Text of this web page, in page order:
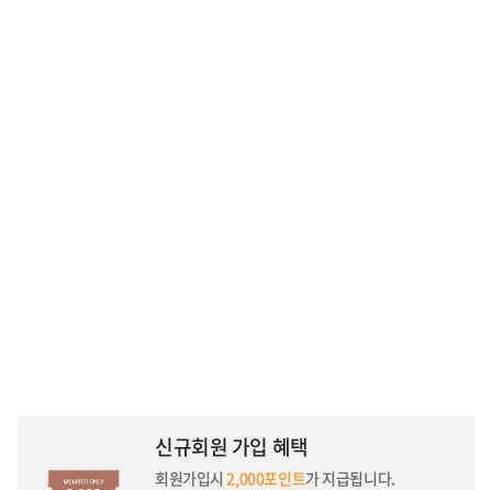
신규회원 가입 혜택
회원가입시2,000포인트가 지급됩니다.